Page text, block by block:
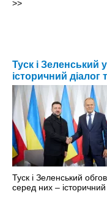
>>
Туск і Зеленський
історичний діалог
Туск і Зеленський
серед них –